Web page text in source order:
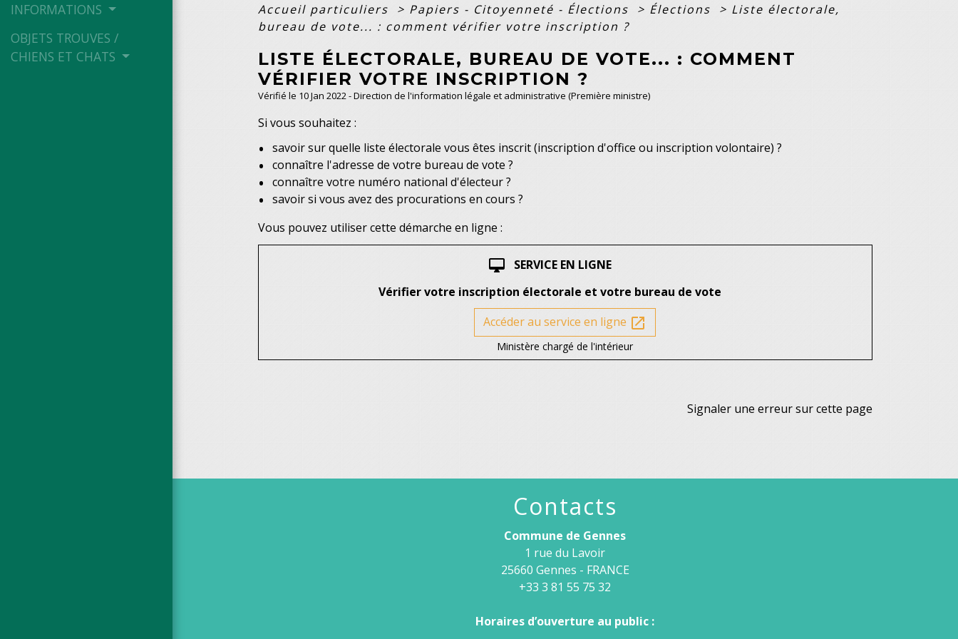
INFORMATIONS
OBJETS TROUVES /
CHIENS ET CHATS
Accueil particuliers > Papiers - Citoyenneté - Élections > Élections > Liste électorale,
bureau de vote... : comment vérifier votre inscription ?
LISTE ÉLECTORALE, BUREAU DE VOTE... : COMMENT
VÉRIFIER VOTRE INSCRIPTION ?
Vérifié le 10 Jan 2022 - Direction de l'information légale et administrative (Première ministre)
Si vous souhaitez :
savoir sur quelle liste électorale vous êtes inscrit (inscription d'office ou inscription volontaire) ?
connaître l'adresse de votre bureau de vote ?
connaître votre numéro national d'électeur ?
savoir si vous avez des procurations en cours ?
Vous pouvez utiliser cette démarche en ligne :
desktop_mac
SERVICE EN LIGNE
Vérifier votre inscription électorale et votre bureau de vote
Accéder au service en ligne open_in_new
Ministère chargé de l'intérieur
Signaler une erreur sur cette page
Contacts
Commune de Gennes
1 rue du Lavoir
25660 Gennes - FRANCE
+33 3 81 55 75 32
Horaires d’ouverture au public :